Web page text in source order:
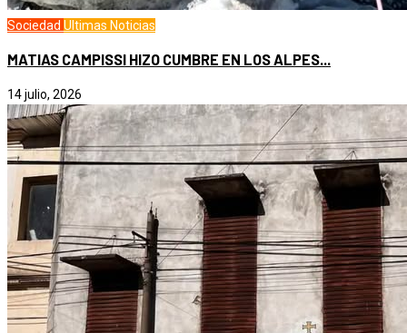
Sociedad Ultimas Noticias
MATIAS CAMPISSI HIZO CUMBRE EN LOS ALPES...
14 julio, 2026